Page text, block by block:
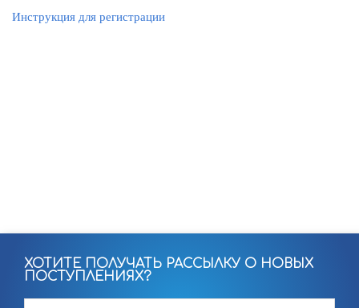
Инструкция для регистрации
ХОТИТЕ ПОЛУЧАТЬ РАССЫЛКУ О НОВЫХ
ПОСТУПЛЕНИЯХ?